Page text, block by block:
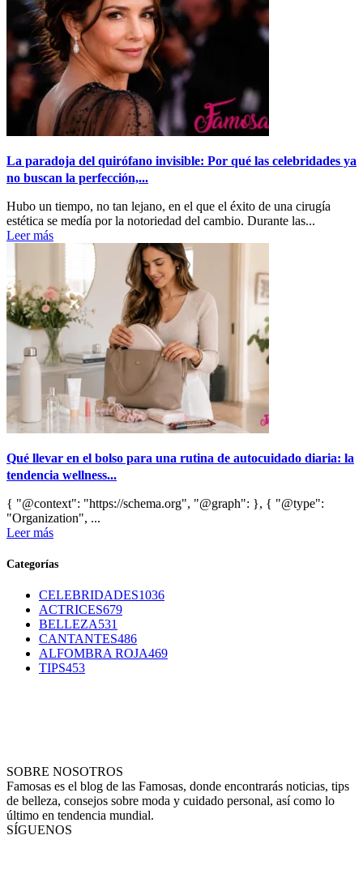
La paradoja del quirófano invisible: Por qué las celebridades ya
no buscan la perfección,...
Hubo un tiempo, no tan lejano, en el que el éxito de una cirugía
estética se medía por la notoriedad del cambio. Durante las...
Leer más
Qué llevar en el bolso para una rutina de autocuidado diaria: la
tendencia wellness...
{ "@context": "https://schema.org", "@graph": }, { "@type":
"Organization", ...
Leer más
Categorías
CELEBRIDADES1036
ACTRICES679
BELLEZA531
CANTANTES486
ALFOMBRA ROJA469
TIPS453
SOBRE NOSOTROS
Famosas es el blog de las Famosas, donde encontrarás noticias, tips
de belleza, consejos sobre moda y cuidado personal, así como lo
último en tendencia mundial.
SÍGUENOS